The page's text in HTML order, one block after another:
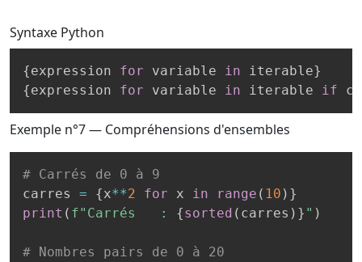
Syntaxe Python
{expression for variable in iterable}
{expression for variable in iterable if
Exemple n°7 — Compréhensions d'ensembles
# Carrés de 0 à 9
carres = {x**2 for x in range ( 10 ) }
print ( f"Carrés   : {sorted ( carres ) } " )
# Nombres pairs de 0 à 20